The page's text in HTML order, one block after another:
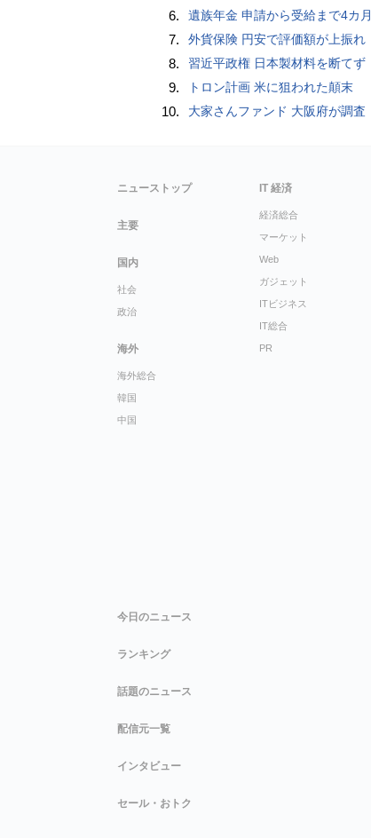
6. 遺族年金 申請から受給まで4カ月
7. 外貨保険 円安で評価額が上振れ
8. 習近平政権 日本製材料を断てず
9. トロン計画 米に狙われた顛末
10. 大家さんファンド 大阪府が調査
ニューストップ
主要
国内
社会
政治
海外
海外総合
韓国
中国
IT 経済
経済総合
マーケット
Web
ガジェット
ITビジネス
IT総合
PR
今日のニュース
ランキング
話題のニュース
配信元一覧
インタビュー
セール・おトク